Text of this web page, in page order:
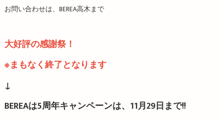
お問い合わせは、BEREA高木まで
大好評の感謝祭！
※まもなく終了となります
↓
BEREAは5周年キャンペーンは、 11月29日まで!!